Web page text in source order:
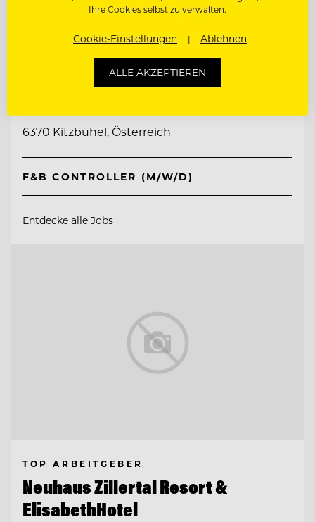
TOP ARBEITGEBER
Schlosshotel Kitzbühel
6370 Kitzbühel, Österreich
F&B CONTROLLER (M/W/D)
Entdecke alle Jobs
TOP ARBEITGEBER
Neuhaus Zillertal Resort &
ElisabethHotel
Ihre Cookies selbst zu verwalten.
Cookie-Einstellungen Ablehnen
ALLE AKZEPTIEREN